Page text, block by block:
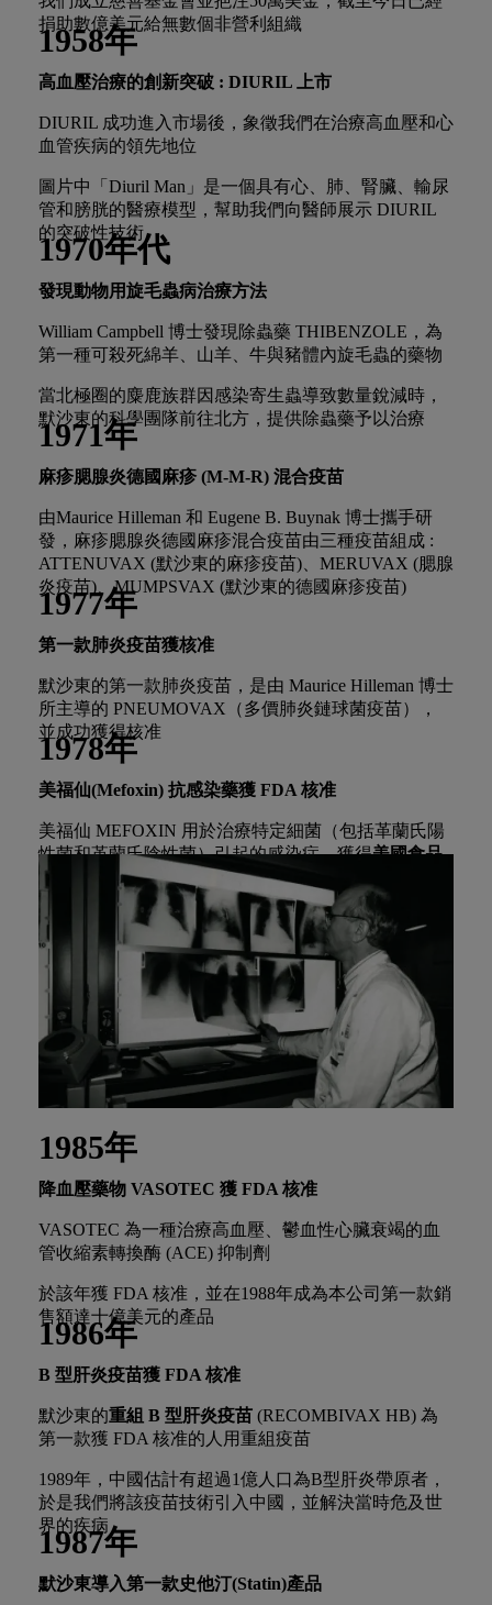
捐助數億美元給無數個非營利組織
1958年
高血壓治療的創新突破 : DIURIL 上市
DIURIL 成功進入市場後，象徵我們在治療高血壓和心
血管疾病的領先地位
圖片中「Diuril Man」是一個具有心、肺、腎臟、輸尿
管和膀胱的醫療模型，幫助我們向醫師展示 DIURIL
的突破性技術
1970年代
發現動物用旋毛蟲病治療方法
William Campbell 博士發現除蟲藥 THIBENZOLE，為
第一種可殺死綿羊、山羊、牛與豬體內旋毛蟲的藥物
當北極圈的麋鹿族群因感染寄生蟲導致數量銳減時，
默沙東的科學團隊前往北方，提供除蟲藥予以治療
1971年
麻疹腮腺炎德國麻疹 (M-M-R) 混合疫苗
由Maurice Hilleman 和 Eugene B. Buynak 博士攜手研
發，麻疹腮腺炎德國麻疹混合疫苗由三種疫苗組成 :
ATTENUVAX (默沙東的麻疹疫苗)、MERUVAX (腮腺
炎疫苗)、MUMPSVAX (默沙東的德國麻疹疫苗)
1977年
第一款肺炎疫苗獲核准
默沙東的第一款肺炎疫苗，是由 Maurice Hilleman 博士
所主導的 PNEUMOVAX（多價肺炎鏈球菌疫苗），
並成功獲得核准
1978年
美福仙(Mefoxin) 抗感染藥獲 FDA 核准
美福仙 MEFOXIN 用於治療特定細菌（包括革蘭氏陽
性菌和革蘭氏陰性菌）引起的感染症，獲得美國食品
藥物管理局 (FDA)
1985年
降血壓藥物 VASOTEC 獲 FDA 核准
VASOTEC 為一種治療高血壓、鬱血性心臟衰竭的血
管收縮素轉換酶 (ACE) 抑制劑
於該年獲 FDA 核准，並在1988年成為本公司第一款銷
售額達十億美元的產品
1986年
B 型肝炎疫苗獲 FDA 核准
默沙東的重組 B 型肝炎疫苗 (RECOMBIVAX HB) 為
第一款獲 FDA 核准的人用重組疫苗
1989年，中國估計有超過1億人口為B型肝炎帶原者，
於是我們將該疫苗技術引入中國，並解決當時危及世
界的疾病
1987年
默沙東導入第一款史他汀(Statin)產品